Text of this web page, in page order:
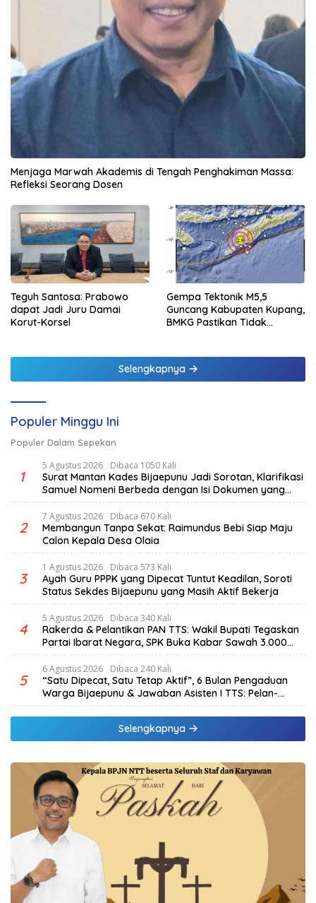
Menjaga Marwah Akademis di Tengah Penghakiman Massa:
Refleksi Seorang Dosen
Teguh Santosa: Prabowo
dapat Jadi Juru Damai
Korut-Korsel
Gempa Tektonik M5,5
Guncang Kabupaten Kupang,
BMKG Pastikan Tidak
Selengkapnya
Populer Minggu Ini
Populer Dalam Sepekan
1
5 Agustus 2026 Dibaca 1050 Kali
Surat Mantan Kades Bijaepunu Jadi Sorotan, Klarifikasi
Samuel Nomeni Berbeda dengan Isi Dokumen yang
Beredar
2
7 Agustus 2026 Dibaca 670 Kali
Membangun Tanpa Sekat: Raimundus Bebi Siap Maju
Calon Kepala Desa Olaia
3
1 Agustus 2026 Dibaca 573 Kali
Ayah Guru PPPK yang Dipecat Tuntut Keadilan, Soroti
Status Sekdes Bijaepunu yang Masih Aktif Bekerja
4
5 Agustus 2026 Dibaca 340 Kali
Rakerda & Pelantikan PAN TTS: Wakil Bupati Tegaskan
Partai Ibarat Negara, SPK Buka Kabar Sawah 3.000
Hektar & Larangan Politik Uang
5
6 Agustus 2026 Dibaca 240 Kali
“Satu Dipecat, Satu Tetap Aktif”, 6 Bulan Pengaduan
Warga Bijaepunu & Jawaban Asisten I TTS: Pelan-
pelan, Tapi Pasti.
Selengkapnya